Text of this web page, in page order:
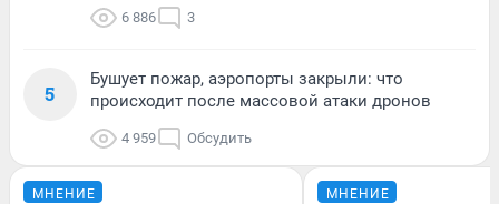
6 886 3
5
Бушует пожар, аэропорты закрыли: что
происходит после массовой атаки дронов
4 959 Обсудить
МНЕНИЕ МНЕНИЕ